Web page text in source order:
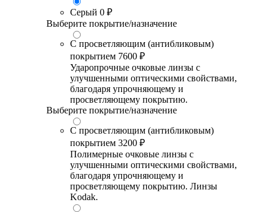
Серый 0 ₽
Выберите покрытие/назначение
С просветляющим (антибликовым)
покрытием 7600 ₽
Ударопрочные очковые линзы с
улучшенными оптическими свойствами,
благодаря упрочняющему и
просветляющему покрытию.
Выберите покрытие/назначение
С просветляющим (антибликовым)
покрытием 3200 ₽
Полимерные очковые линзы с
улучшенными оптическими свойствами,
благодаря упрочняющему и
просветляющему покрытию. Линзы
Kodak.